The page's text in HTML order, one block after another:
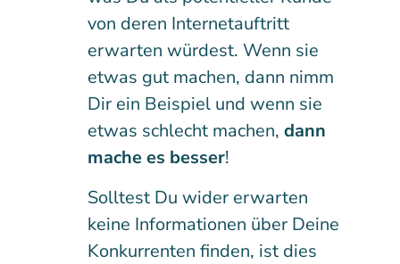
von deren Internetauftritt
erwarten würdest. Wenn sie
etwas gut machen, dann nimm
Dir ein Beispiel und wenn sie
etwas schlecht machen, dann
mache es besser!
Solltest Du wider erwarten
keine Informationen über Deine
Konkurrenten finden, ist dies